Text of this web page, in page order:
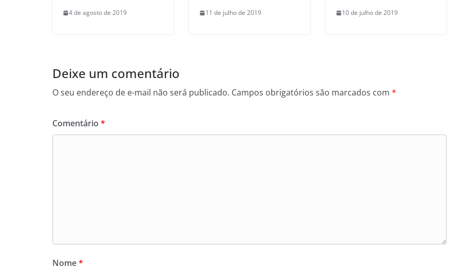
4 de agosto de 2019 11 de julho de 2019 10 de julho de 2019
Deixe um comentário
O seu endereço de e-mail não será publicado. Campos obrigatórios são marcados com *
Comentário *
Nome*